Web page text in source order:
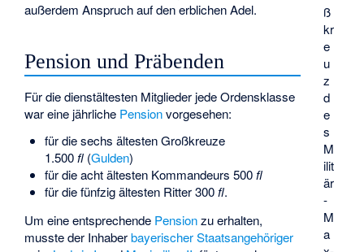
ß
kr
e
u
z
d
e
s
M
ilit
är
-
M
a
außerdem Anspruch auf den erblichen Adel.
Pension und Präbenden
Für die dienstältesten Mitglieder jede Ordensklasse
war eine jährliche Pensionvorgesehen:
für die sechs ältesten Großkreuze
1.500fl(Gulden)
für die acht ältesten Kommandeurs 500fl
für die fünfzig ältesten Ritter 300fl.
Um eine entsprechende Pensionzu erhalten,
musste der Inhaberbayerischer Staatsangehöriger